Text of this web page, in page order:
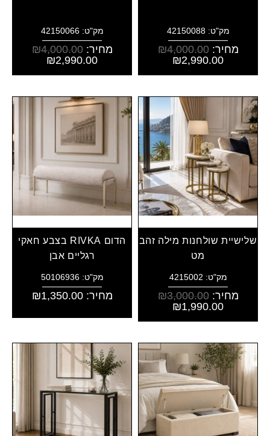
מק"ט: 42150088
מחיר: ₪4,000.00
₪2,990.00
מק"ט: 42150066
מחיר: ₪4,000.00
₪2,990.00
שלישיית שולחנות מילה זהב
מט
מק"ט: 4215002
מחיר: ₪3,000.00
₪1,990.00
הדום RIVKA בצבע חאקי
רגליים אבן
מק"ט: 50106936
מחיר: ₪1,350.00